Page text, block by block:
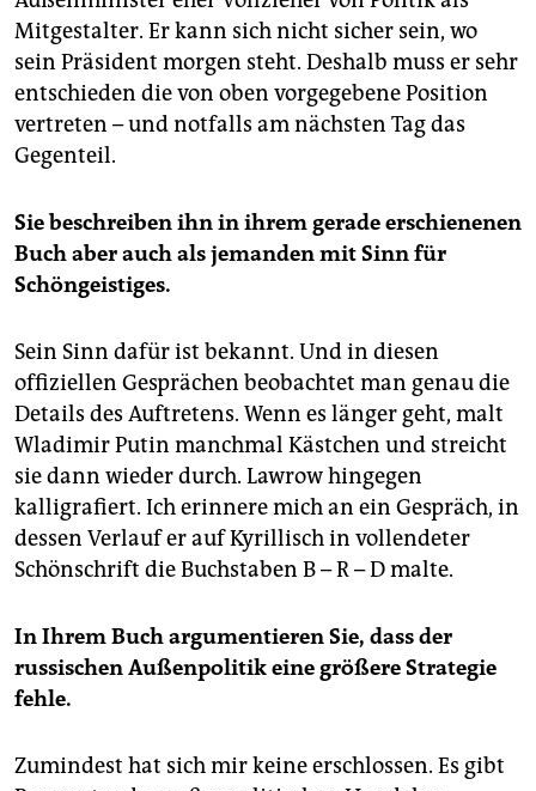
Mitgestalter. Er kann sich nicht sicher sein, wo
sein Präsident morgen steht. Deshalb muss er sehr
entschieden die von oben vorgegebene Position
vertreten – und notfalls am nächsten Tag das
Gegenteil.
Sie beschreiben ihn in ihrem gerade erschienenen
Buch aber auch als jemanden mit Sinn für
Schöngeistiges.
Sein Sinn dafür ist bekannt. Und in diesen
offiziellen Gesprächen beobachtet man genau die
Details des Auftretens. Wenn es länger geht, malt
Wladimir Putin manchmal Kästchen und streicht
sie dann wieder durch. Lawrow hingegen
kalligrafiert. Ich erinnere mich an ein Gespräch, in
dessen Verlauf er auf Kyrillisch in vollendeter
Schönschrift die Buchstaben B – R – D malte.
In Ihrem Buch argumentieren Sie, dass der
russischen Außenpolitik eine größere Strategie
fehle.
Zumindest hat sich mir keine erschlossen. Es gibt